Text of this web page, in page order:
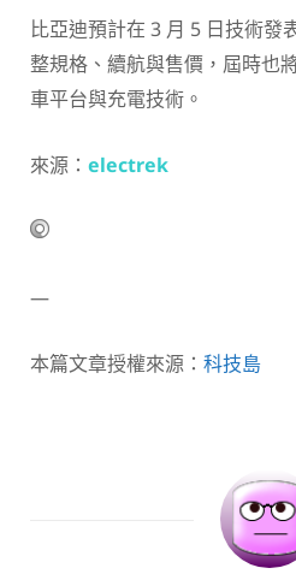
比亞迪預計在 3 月 5 日技術發
整規格、續航與售價，屆時也
車平台與充電技術。
來源： electrek
—
本篇文章授權來源： 科技島